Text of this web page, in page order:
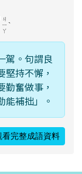
ㄐ
ㄧ
ㄚ
ˋ
駕。句謂良
持不懈，
奮做事，
能補拙」。
看完整成語資料